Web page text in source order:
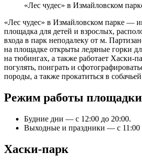
«Лес чудес» в Измайловском
«Лес чудес» в Измайловском парке —
площадка для детей и взрослых,
входа в парк неподалеку от м.
на площадке открыты ледяные горки
на тюбингах, а также работает Хаски-
погулять, поиграть и
породы, а также прокатиться в
Режим работы
Будние дни — с 12:00 до 20:00.
Выходные и праздники — с 11:00
Хаски-парк